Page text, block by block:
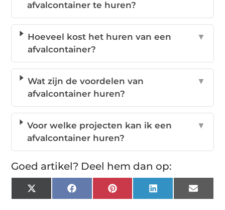
afvalcontainer te huren?
Hoeveel kost het huren van een
afvalcontainer?
▼
Wat zijn de voordelen van
afvalcontainer huren?
▼
Voor welke projecten kan ik een
afvalcontainer huren?
▼
Goed artikel? Deel hem dan op:
X
(Twitter)
FacebookPinterestLinkedInEmail